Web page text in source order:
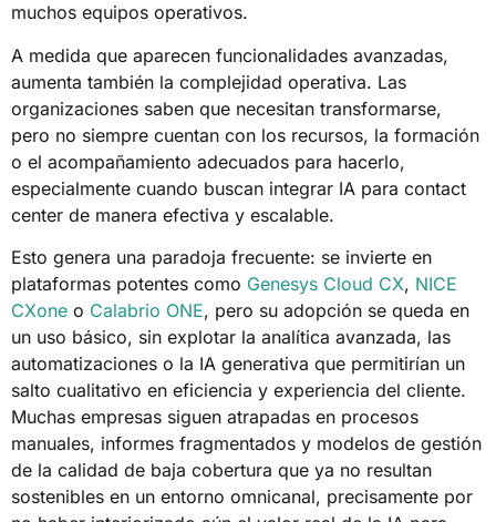
muchos equipos operativos.
A medida que aparecen funcionalidades avanzadas,
aumenta también la complejidad operativa. Las
organizaciones saben que necesitan transformarse,
pero no siempre cuentan con los recursos, la formación
o el acompañamiento adecuados para hacerlo,
especialmente cuando buscan integrar IA para contact
center de manera efectiva y escalable.
Esto genera una paradoja frecuente: se invierte en
plataformas potentes como Genesys Cloud CX, NICE
CXone o Calabrio ONE, pero su adopción se queda en
un uso básico, sin explotar la analítica avanzada, las
automatizaciones o la IA generativa que permitirían un
salto cualitativo en eficiencia y experiencia del cliente.
Muchas empresas siguen atrapadas en procesos
manuales, informes fragmentados y modelos de gestión
de la calidad de baja cobertura que ya no resultan
sostenibles en un entorno omnicanal, precisamente por